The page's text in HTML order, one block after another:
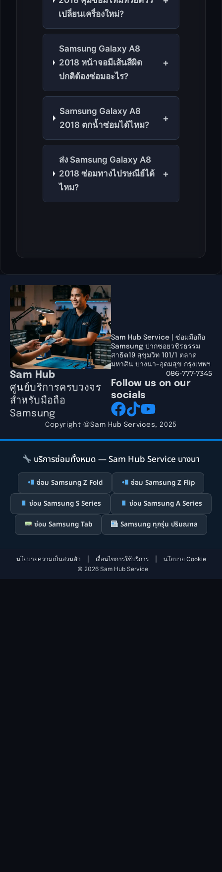
เปลี่ยนเครื่องใหม่?
Samsung Galaxy A8
2018 หน้าจอมีเส้นสีผิด
ปกติต้องซ่อมอะไร?
+
Samsung Galaxy A8
2018 ตกน้ำซ่อมได้ไหม?
+
ส่ง Samsung Galaxy A8
2018 ซ่อมทางไปรษณีย์ได้
ไหม?
+
Sam Hub
ศูนย์บริการครบวงจร
สำหรับมือถือ
Samsung
Follow us on our
socials
Sam Hub Service | ซ่อมมือถือ
Samsung ปากซอยวชิรธรรม
สาธิต19 สุขุมวิท 101/1 ตลาด
มหาสิน บางนา-อุดมสุข กรุงเทพฯ
086-777-7345
Copyright @Sam Hub Services, 2025
บริการซ่อมทั้งหมด — Sam Hub Service บางนา
ซ่อม Samsung Z Fold ซ่อม Samsung Z Flip
ซ่อม Samsung S Series ซ่อม Samsung A Series
ซ่อม Samsung Tab Samsung ทุกรุ่น ปริมณฑล
นโยบายความเป็นส่วนตัว เงื่อนไขการใช้บริการ
นโยบาย Cookie
© 2026 Sam Hub Service